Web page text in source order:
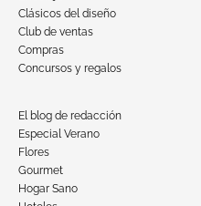
Clásicos del diseño
Club de ventas
Compras
Concursos y regalos
El blog de redacción
Especial Verano
Flores
Gourmet
Hogar Sano